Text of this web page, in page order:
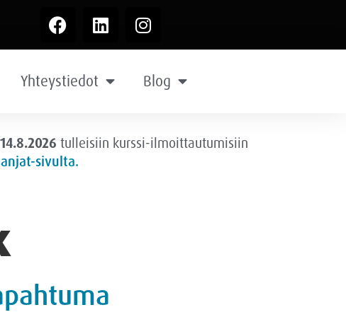
Yhteystiedot Blog
tulleisiin kurssi-ilmoittautumisiin
sivulta.